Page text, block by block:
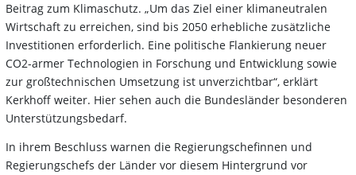
Beitrag zum Klimaschutz. „Um das Ziel einer klimaneutralen
Wirtschaft zu erreichen, sind bis 2050 erhebliche zusätzliche
Investitionen erforderlich. Eine politische Flankierung neuer
CO2-armer Technologien in Forschung und Entwicklung sowie
zur großtechnischen Umsetzung ist unverzichtbar“, erklärt
Kerkhoff weiter. Hier sehen auch die Bundesländer besonderen
Unterstützungsbedarf.
In ihrem Beschluss warnen die Regierungschefinnen und
Regierungschefs der Länder vor diesem Hintergrund vor